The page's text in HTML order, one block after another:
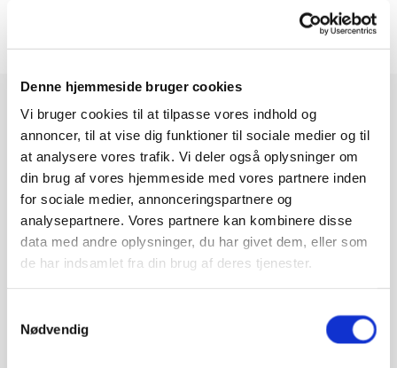
Denne hjemmeside bruger cookies
Vi bruger cookies til at tilpasse vores indhold og
annoncer, til at vise dig funktioner til sociale medier og til
at analysere vores trafik. Vi deler også oplysninger om
din brug af vores hjemmeside med vores partnere inden
for sociale medier, annonceringspartnere og
analysepartnere. Vores partnere kan kombinere disse
data med andre oplysninger, du har givet dem, eller som
de har indsamlet fra din brug af deres tjenester.
Nødvendig
Søren Mikkel Redington - Marskandiseren i Store Kongensgade
Ved opkøb af dødsbo opererer vi efter
en fast plan, der sikrer kunden det
bedst mulige resultat
Gratis vurdering af dødsbo sammen med
arvingerne for salgbare effekter og værdier
Der udarbejdes et tilbud på de effekter i dødsboet,
jeg ønsker at købe kontant
Ved rydning af dødsbo bliver alle personlige